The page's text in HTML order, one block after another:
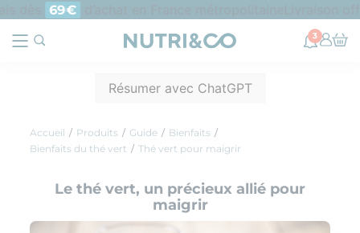
69€ d’achat en France métropolitaine
3
Résumer avec ChatGPT
Accueil Produits Guide
Bienfaits
Bienfaits du thé vert
Thé vert pour maigrir
Le thé vert, un précieux allié pour
maigrir